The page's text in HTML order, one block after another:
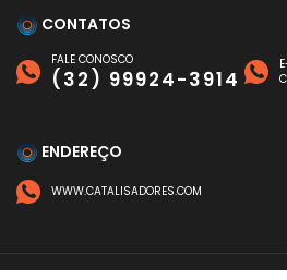
CONTATOS
FALE CONOSCO
(32) 99924-3914
ENDEREÇO
WWW.CATALISADORES.COM